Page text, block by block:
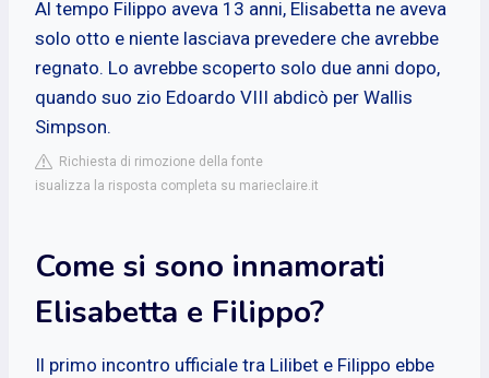
Al tempo Filippo aveva 13 anni, Elisabetta ne aveva
solo otto e niente lasciava prevedere che avrebbe
regnato. Lo avrebbe scoperto solo due anni dopo,
quando suo zio Edoardo VIII abdicò per Wallis
Simpson.
Richiesta di rimozione della fonte
isualizza la risposta completa su marieclaire.it
Come si sono innamorati
Elisabetta e Filippo?
Il primo incontro ufficiale tra Lilibet e Filippo ebbe